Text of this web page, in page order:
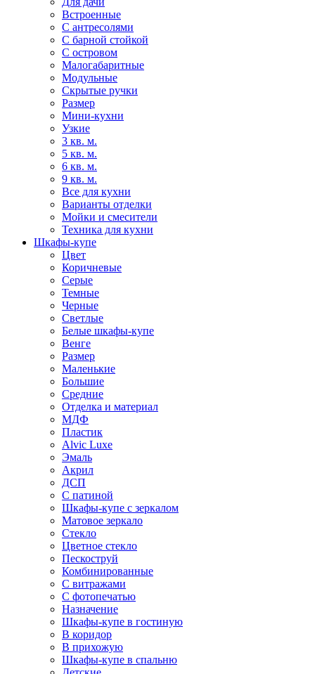
Встроенные
С антресолями
С барной стойкой
С островом
Малогабаритные
Модульные
Скрытые ручки
Размер
Мини-кухни
Узкие
3 кв. м.
5 кв. м.
6 кв. м.
9 кв. м.
Все для кухни
Варианты отделки
Мойки и смесители
Техника для кухни
Шкафы-купе
Цвет
Коричневые
Серые
Темные
Черные
Светлые
Белые шкафы-купе
Венге
Размер
Маленькие
Большие
Средние
Отделка и материал
МДФ
Пластик
Alvic Luxe
Эмаль
Акрил
ДСП
С патиной
Шкафы-купе с зеркалом
Матовое зеркало
Стекло
Цветное стекло
Пескоструй
Комбинированные
С витражами
С фотопечатью
Назначение
Шкафы-купе в гостиную
В коридор
В прихожую
Шкафы-купе в спальню